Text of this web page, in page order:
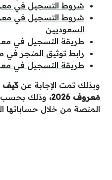
شروط التسجيل في
شروط التسجيل في
السعوديين
طريقة التسجيل في
رابط توثيق المتجر في
طريقة التسجيل في
وبذلك تمت الإجابة عن كَيف
مَعروف 2026،
وذلك بحسب
المنصة من خلال حساباتها